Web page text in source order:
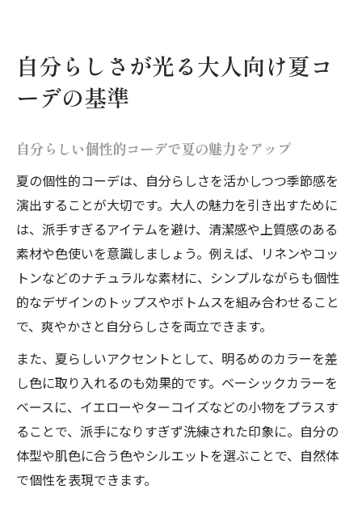
自分らしさが光る大人向け夏コ
ーデの基準
自分らしい個性的コーデで夏の魅力をアップ
夏の個性的コーデは、自分らしさを活かしつつ季節感を
演出することが大切です。大人の魅力を引き出すために
は、派手すぎるアイテムを避け、清潔感や上質感のある
素材や色使いを意識しましょう。例えば、リネンやコッ
トンなどのナチュラルな素材に、シンプルながらも個性
的なデザインのトップスやボトムスを組み合わせること
で、爽やかさと自分らしさを両立できます。
また、夏らしいアクセントとして、明るめのカラーを差
し色に取り入れるのも効果的です。ベーシックカラーを
ベースに、イエローやターコイズなどの小物をプラスす
ることで、派手になりすぎず洗練された印象に。自分の
体型や肌色に合う色やシルエットを選ぶことで、自然体
で個性を表現できます。